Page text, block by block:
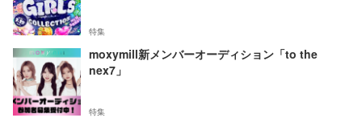
特集
moxymill新メンバーオーディション「to the
nex7」
特集